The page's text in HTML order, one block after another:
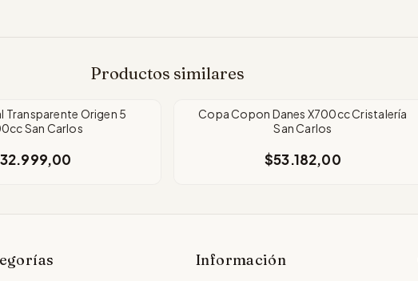
Productos similares
Transparente Origen 5
San Carlos
Copa Copon Danes X700cc Cristalería
San Carlos
$53.182,00
Información